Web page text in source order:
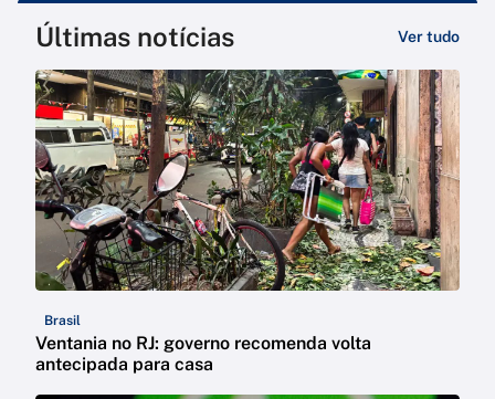
Últimas notícias Ver tudo
Brasil
Ventania no RJ: governo recomenda volta
antecipada para casa